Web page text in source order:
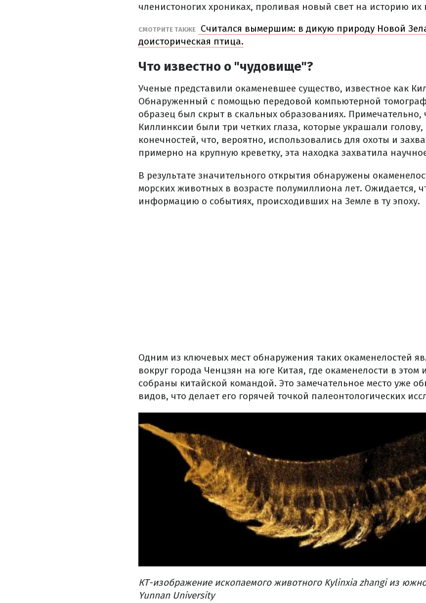
членистоногих хрониках, проливая новый свет на историю их
СМОТРИТЕ ТАКЖЕ
Считался вымершим: в дикую природу Новой
доисторическая птица.
Что известно о "чудовище"?
Ученые представили окаменевшее существо, известное как
Обнаруженный с помощью передовой компьютерной
образец был скрыт в скальных образованиях. Примечательно,
Киллинксии были три четких глаза, которые украшали
конечностей, что, вероятно, использовались для охоты и
примерно на крупную креветку, эта находка захватила
В результате значительного открытия обнаружены
морских животных в возрасте полумиллиона лет. Ожидается,
информацию о событиях, происходивших на Земле в ту эпоху.
Одним из ключевых мест обнаружения таких окаменелостей
вокруг города Ченцзян на юге Китая, где окаменелости в этом
собраны китайской командой. Это замечательное место уже
видов, что делает его горячей точкой палеонтологических
КТ-изображение ископаемого животного Kylinxia zhangi из
Yunnan University